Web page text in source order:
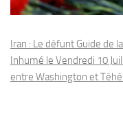
Iran : Le défunt Guide de
Inhumé le Vendredi 10
entre Washington et